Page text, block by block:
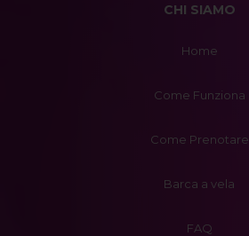
CHI SIAMO
Home
Come Funziona
Come Prenotare
Barca a vela
FAQ